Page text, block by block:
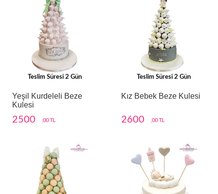
Teslim Süresi 2 Gün
Yeşil Kurdeleli Beze
Kulesi
2500 ,00 TL
Teslim Süresi 2 Gün
Kız Bebek Beze Kulesi
2600 ,00 TL